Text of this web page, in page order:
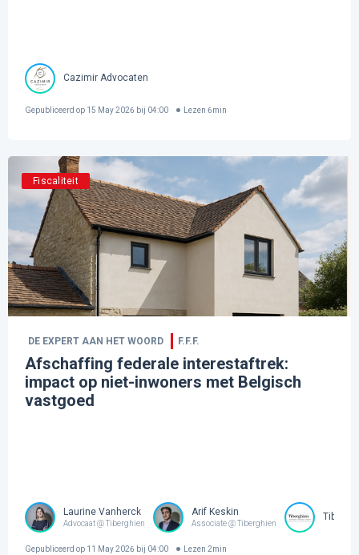
Cazimir Advocaten
Gepubliceerd op 15 May 2026 bij 04:00 Lezen 6min
Fiscaliteit
DE EXPERT AAN HET WOORD F.F.F.
Afschaffing federale interestaftrek:
impact op niet-inwoners met Belgisch
vastgoed
Laurine Vanherck
Advocaat @ Tiberghien
Arif Keskin
Associate @ Tiberghien
Gepubliceerd op 11 May 2026 bij 04:00 Lezen 2min